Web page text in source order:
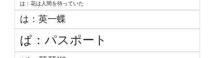
は：花は人間を待っていた
は：英一蝶
ぱ：パスポート